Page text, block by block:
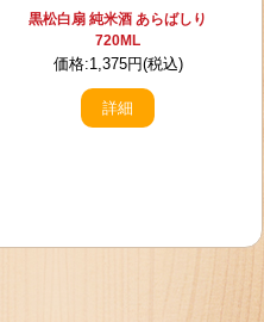
黒松白扇 純米酒 あらばしり
720ML
価格:1,375円(税込)
詳細